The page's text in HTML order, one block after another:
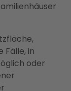
Fälle, in
oder